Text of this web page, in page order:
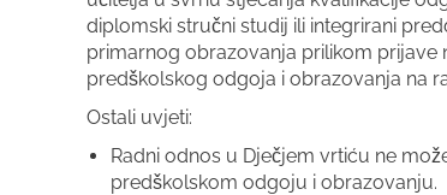
diplomski stručni studij ili integrirani
primarnog obrazovanja prilikom prijave
predškolskog odgoja i obrazovanja na
Ostali uvjeti:
Radni odnos u Dječjem vrtiću ne
predškolskom odgoju i obrazovanju.